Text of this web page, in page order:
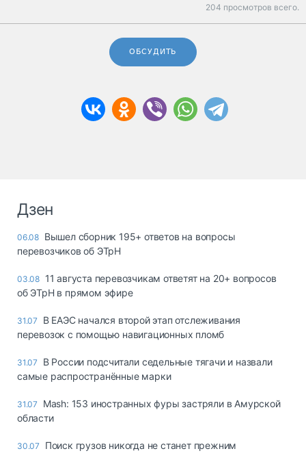
204 просмотров всего.
ОБСУДИТЬ
Дзен
06.08 Вышел сборник 195+ ответов на вопросы
перевозчиков об ЭТрН
03.08 11 августа перевозчикам ответят на 20+ вопросов
об ЭТрН в прямом эфире
31.07
В ЕАЭС начался второй этап отслеживания
перевозок с помощью навигационных пломб
31.07
В России подсчитали седельные тягачи и назвали
самые распространённые марки
31.07
Mash: 153 иностранных фуры застряли в Амурской
области
30.07 Поиск грузов никогда не станет прежним